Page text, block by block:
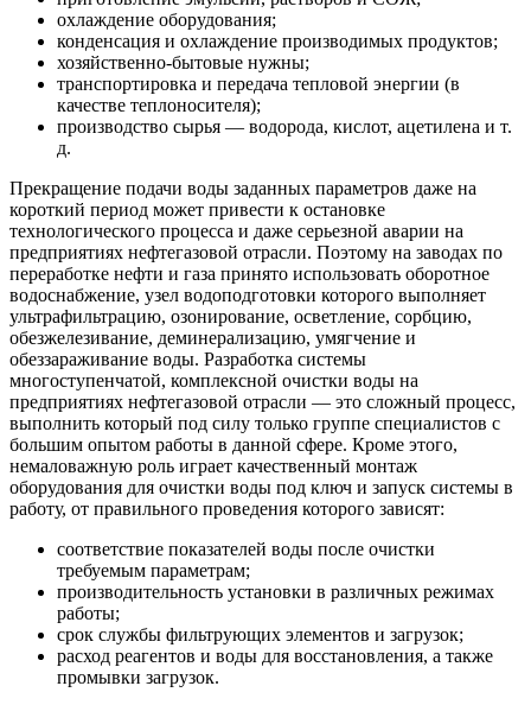
охлаждение оборудования;
конденсация и охлаждение производимых продуктов;
хозяйственно-бытовые нужны;
транспортировка и передача тепловой энергии (в
качестве теплоносителя);
производство сырья — водорода, кислот, ацетилена и т.
д.
Прекращение подачи воды заданных параметров даже на
короткий период может привести к остановке
технологического процесса и даже серьезной аварии на
предприятиях нефтегазовой отрасли. Поэтому на заводах по
переработке нефти и газа принято использовать оборотное
водоснабжение, узел водоподготовки которого выполняет
ультрафильтрацию, озонирование, осветление, сорбцию,
обезжелезивание, деминерализацию, умягчение и
обеззараживание воды. Разработка системы
многоступенчатой, комплексной очистки воды на
предприятиях нефтегазовой отрасли — это сложный процесс,
выполнить который под силу только группе специалистов с
большим опытом работы в данной сфере. Кроме этого,
немаловажную роль играет качественный монтаж
оборудования для очистки воды под ключ и запуск системы в
работу, от правильного проведения которого зависят:
соответствие показателей воды после очистки
требуемым параметрам;
производительность установки в различных режимах
работы;
срок службы фильтрующих элементов и загрузок;
расход реагентов и воды для восстановления, а также
промывки загрузок.